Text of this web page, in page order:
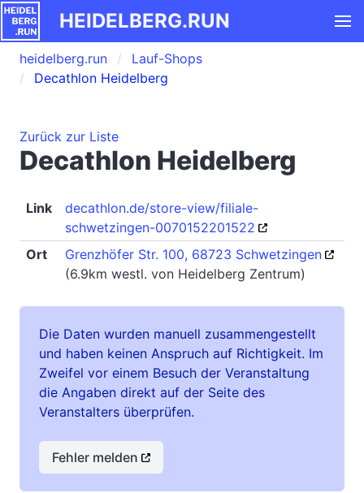
HEIDELBERG.RUN
heidelberg.run
Lauf-Shops
Decathlon Heidelberg
Zurück zur Liste
Decathlon Heidelberg
Link
decathlon.de/store-view/filiale-
schwetzingen-0070152201522
Ort
Grenzhöfer Str. 100, 68723 Schwetzingen
(6.9km westl. von Heidelberg Zentrum)
Die Daten wurden manuell zusammengestellt
und haben keinen Anspruch auf Richtigkeit. Im
Zweifel vor einem Besuch der Veranstaltung
die Angaben direkt auf der Seite des
Veranstalters überprüfen.
Fehler melden